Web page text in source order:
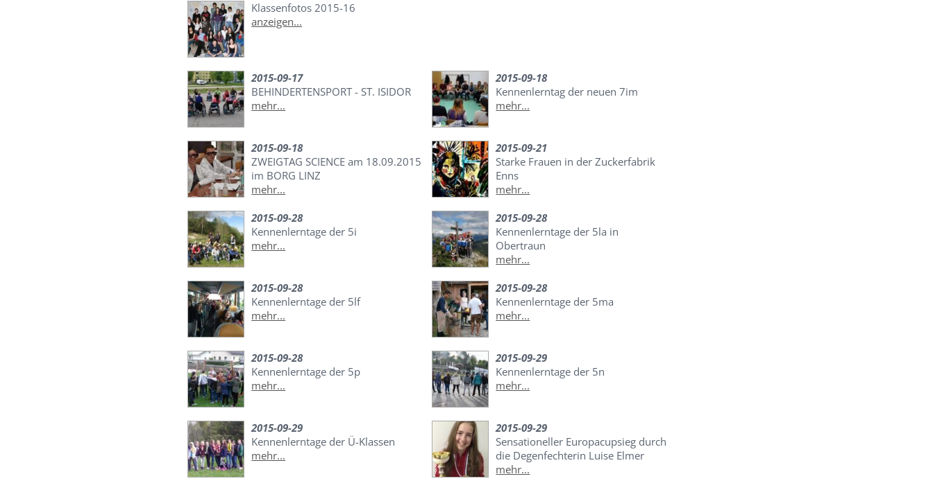
Klassenfotos 2015-16
anzeigen...
2015-09-17
BEHINDERTENSPORT - ST. ISIDOR
mehr...
2015-09-18
Kennenlerntag der neuen 7im
mehr...
2015-09-18
ZWEIGTAG SCIENCE am 18.09.2015
im BORG LINZ
mehr...
2015-09-21
Starke Frauen in der Zuckerfabrik
Enns
mehr...
2015-09-28
Kennenlerntage der 5i
mehr...
2015-09-28
Kennenlerntage der 5la in
Obertraun
mehr...
2015-09-28
Kennenlerntage der 5lf
mehr...
2015-09-28
Kennenlerntage der 5ma
mehr...
2015-09-28
Kennenlerntage der 5p
mehr...
2015-09-29
Kennenlerntage der 5n
mehr...
2015-09-29
Kennenlerntage der Ü-Klassen
mehr...
2015-09-29
Sensationeller Europacupsieg durch
die Degenfechterin Luise Elmer
mehr...